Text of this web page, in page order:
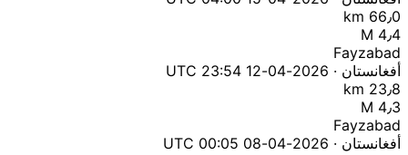
66٫0 km
M 4٫4
Fayzabad
أفغانستان · 2026-04-12 23:54 UTC
23٫8 km
M 4٫3
Fayzabad
أفغانستان · 2026-04-08 00:05 UTC